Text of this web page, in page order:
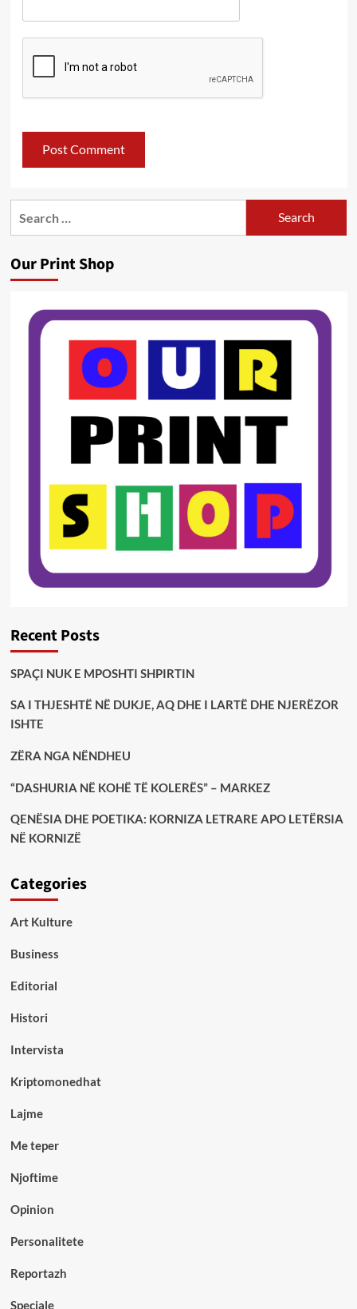
Our Print Shop
Recent Posts
SPAÇI NUK E MPOSHTI SHPIRTIN
SA I THJESHTË NË DUKJE, AQ DHE I LARTË DHE NJERËZOR
ISHTE
ZËRA NGA NËNDHEU
“DASHURIA NË KOHË TË KOLERËS” – MARKEZ
QENËSIA DHE POETIKA: KORNIZA LETRARE APO LETËRSIA
NË KORNIZË
Categories
Art Kulture
Business
Editorial
Histori
Intervista
Kriptomonedhat
Lajme
Me teper
Njoftime
Opinion
Personalitete
Reportazh
Speciale